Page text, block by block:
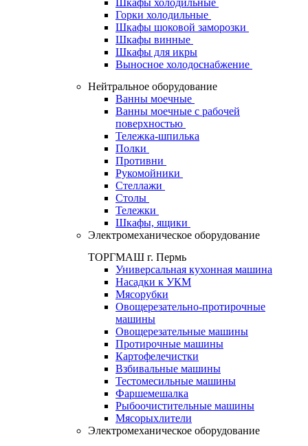
Шкафы холодильные
Горки холодильные
Шкафы шоковой заморозки
Шкафы винные
Шкафы для икры
Выносное холодоснабжение
Нейтральное оборудование
Ванны моечные
Ванны моечные с рабочей
поверхностью
Тележка-шпилька
Полки
Противни
Рукомойники
Стеллажи
Столы
Тележки
Шкафы, ящики
Электромеханическое оборудование
ТОРГМАШ г. Пермь
Универсальная кухонная машина
Насадки к УКМ
Мясорубки
Овощерезательно-протирочные
машины
Овощерезательные машины
Протирочные машины
Картофелечистки
Взбивальные машины
Тестомесильные машины
Фаршемешалка
Рыбоочистительные машины
Мясорыхлители
Электромеханическое оборудование